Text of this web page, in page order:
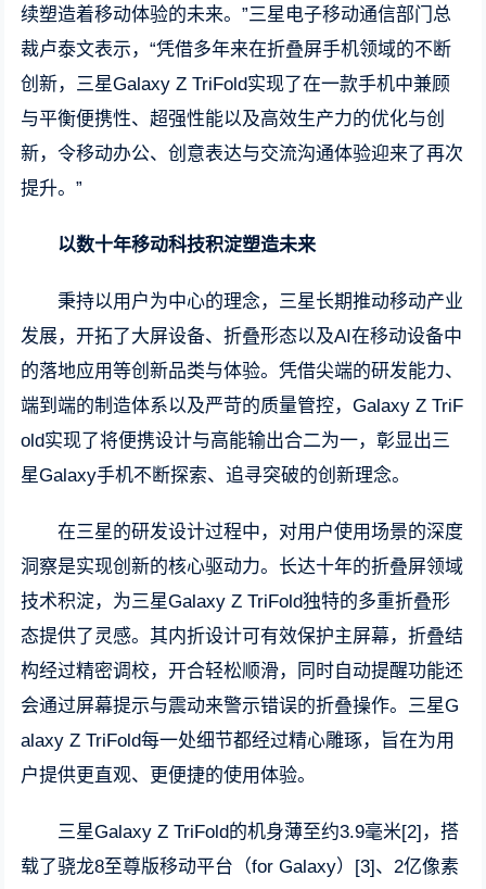
续塑造着移动体验的未来。”三星电子移动通信部门总
裁卢泰文表示，“凭借多年来在折叠屏手机领域的不断
创新，三星Galaxy Z TriFold实现了在一款手机中兼顾
与平衡便携性、超强性能以及高效生产力的优化与创
新，令移动办公、创意表达与交流沟通体验迎来了再次
提升。”
以数十年移动科技积淀塑造未来
秉持以用户为中心的理念，三星长期推动移动产业
发展，开拓了大屏设备、折叠形态以及AI在移动设备中
的落地应用等创新品类与体验。凭借尖端的研发能力、
端到端的制造体系以及严苛的质量管控，Galaxy Z TriF
old实现了将便携设计与高能输出合二为一，彰显出三
星Galaxy手机不断探索、追寻突破的创新理念。
在三星的研发设计过程中，对用户使用场景的深度
洞察是实现创新的核心驱动力。长达十年的折叠屏领域
技术积淀，为三星Galaxy Z TriFold独特的多重折叠形
态提供了灵感。其内折设计可有效保护主屏幕，折叠结
构经过精密调校，开合轻松顺滑，同时自动提醒功能还
会通过屏幕提示与震动来警示错误的折叠操作。三星G
alaxy Z TriFold每一处细节都经过精心雕琢，旨在为用
户提供更直观、更便捷的使用体验。
三星Galaxy Z TriFold的机身薄至约3.9毫米[2]，搭
载了骁龙8至尊版移动平台（for Galaxy）[3]、2亿像素